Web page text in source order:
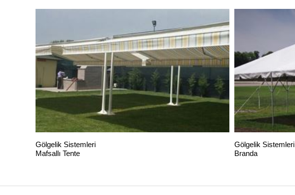
Gölgelik Sistemleri
Mafsallı Tente
Gölgelik Sistemleri
Branda